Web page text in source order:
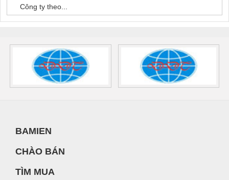
Công ty theo...
BAMIEN
CHÀO BÁN
TÌM MUA